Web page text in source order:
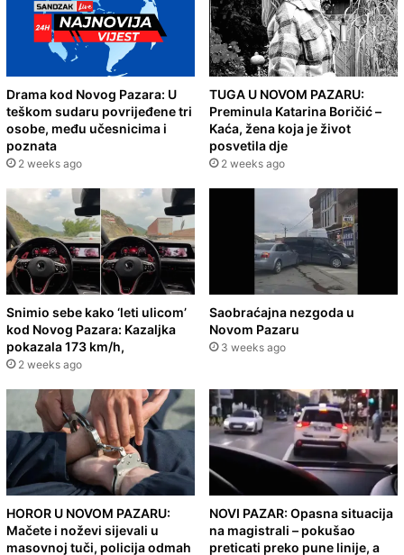
Drama kod Novog Pazara: U
teškom sudaru povrijeđene tri
osobe, među učesnicima i
poznata
2 weeks ago
TUGA U NOVOM PAZARU:
Preminula Katarina Boričić –
Kaća, žena koja je život
posvetila dje
2 weeks ago
Snimio sebe kako ‘leti ulicom’
kod Novog Pazara: Kazaljka
pokazala 173 km/h,
2 weeks ago
Saobraćajna nezgoda u
Novom Pazaru
3 weeks ago
HOROR U NOVOM PAZARU:
Mačete i noževi sijevali u
masovnoj tuči, policija odmah
NOVI PAZAR: Opasna situacija
na magistrali – pokušao
preticati preko pune linije, a